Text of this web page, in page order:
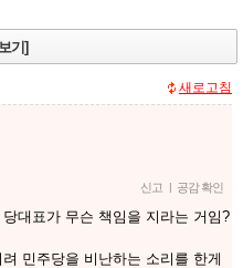
기]
새로고침
신고 | 공감 확인
대표가 무슨 책임을 지라는 거임?
민주당을 비난하는 소리를 한게